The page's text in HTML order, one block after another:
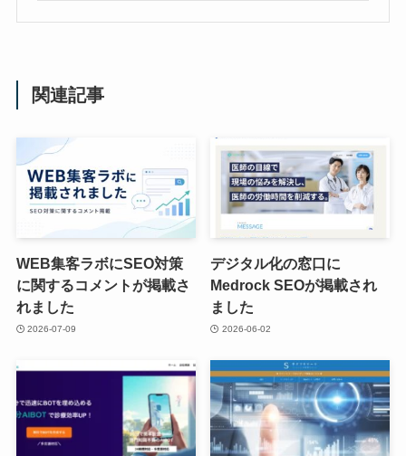
関連記事
WEB集客ラボにSEO対策
に関するコメントが掲載さ
れました
2026-07-09
デジタル化の窓口に
Medrock SEOが掲載され
ました
2026-06-02